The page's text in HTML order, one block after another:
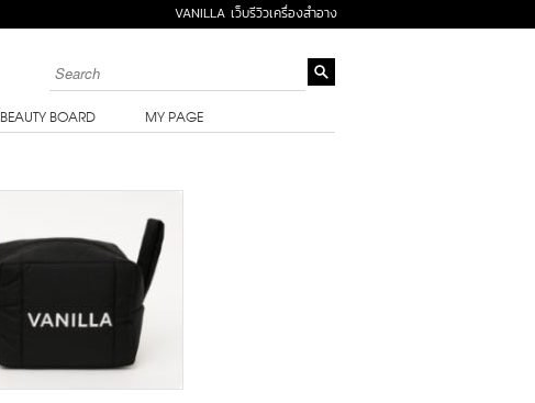
VANILLA เว็บรีวิวเครื่องสำอาง
BEAUTY BOARD MY PAGE